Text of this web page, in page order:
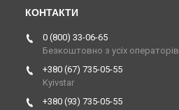
0 (800) 33-06-65
Безкоштовно з усіх операторів
+380 (67) 735-05-55
Kyivstar
+380 (93) 735-05-55